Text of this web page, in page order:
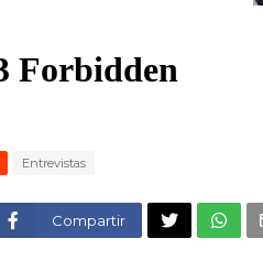
Entrevistas
Compartir